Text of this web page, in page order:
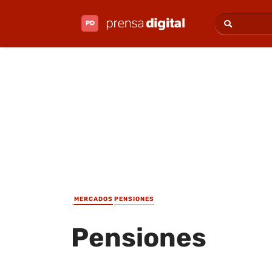
MERCADOS PENSIONES
Pensiones